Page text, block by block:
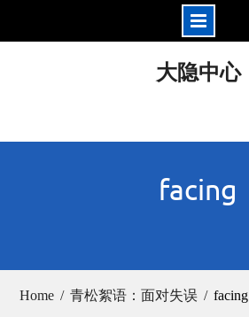
大隐中心
facing
Home 青松絮语：面对失误 facing